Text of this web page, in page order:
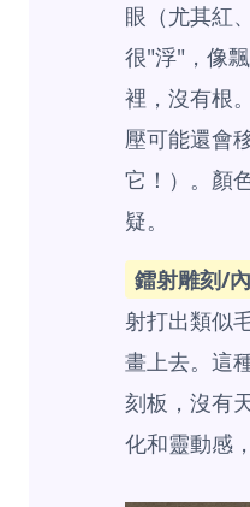
眼（尤其紅
很"浮"，像
裡，沒有根
壓可能還會
它！）。顏
疑。
鐳射雕刻/
射打出類似
畫上去。這
刻板，沒有
化和靈動感